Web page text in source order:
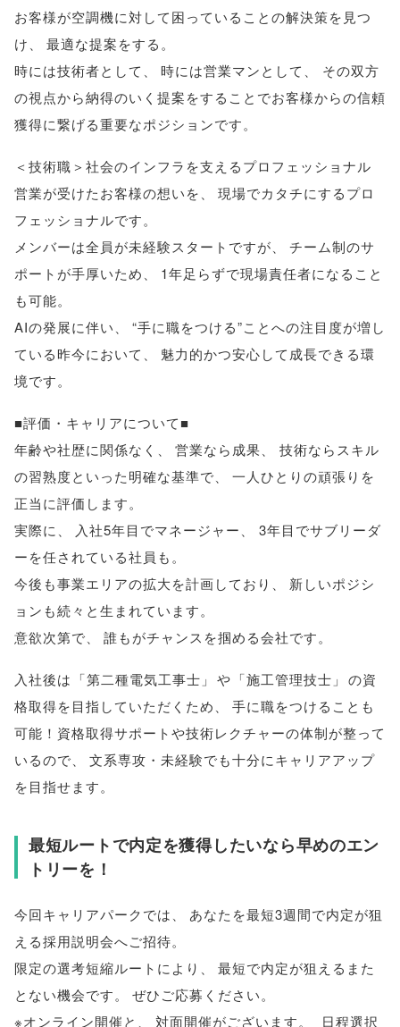
お客様が空調機に対して困っていることの解決策を見つ
け
最適な提案をする 。
時には技術者として
時には営業マンとして
その双方
の視点から納得のいく提案をすることでお客様からの信頼
獲得に繋げる重要なポジションです。
＜技術職＞社会のインフラを支えるプロフェッショナル
営業が受けたお客様の想いを
現場でカタチにするプロ
フェッショナルです。
メンバーは全員が未経験スタートですが
チーム制のサ
ポートが手厚いため
1年足らずで現場責任者になること
も可能。
AIの発展に伴い
“手に職をつける”ことへの注目度が増し
ている昨今において
魅力的かつ安心して成長できる環
境です。
■評価・キャリアについて■
年齢や社歴に関係なく
営業なら成果
技術ならスキル
の習熟度といった明確な基準で
一人ひとりの頑張りを
正当に評価します。
実際に
入社5年目でマネージャー
3年目でサブリーダ
ーを任されている社員も 。
今後も事業エリアの拡大を計画しており
新しいポジシ
ョンも続々と生まれています。
意欲次第で
誰もがチャンスを掴める会社です。
入社後は 「第二種電気工事士 」 や 「施工管理技士 」 の資
格取得を目指していただくため
手に職をつけることも
可能！資格取得サポートや技術レクチャーの体制が整って
いるので
文系専攻・未経験でも十分にキャリアアップ
を目指せます。
最短ルートで内定を獲得したいなら早めのエン
トリーを！
今回キャリアパークでは
あなたを最短3週間で内定が狙
える採用説明会へご招待。
限定の選考短縮ルートにより
最短で内定が狙えるまた
とない機会です。 ぜひご応募ください。
※オンライン開催と
対面開催がございます。 日程選択